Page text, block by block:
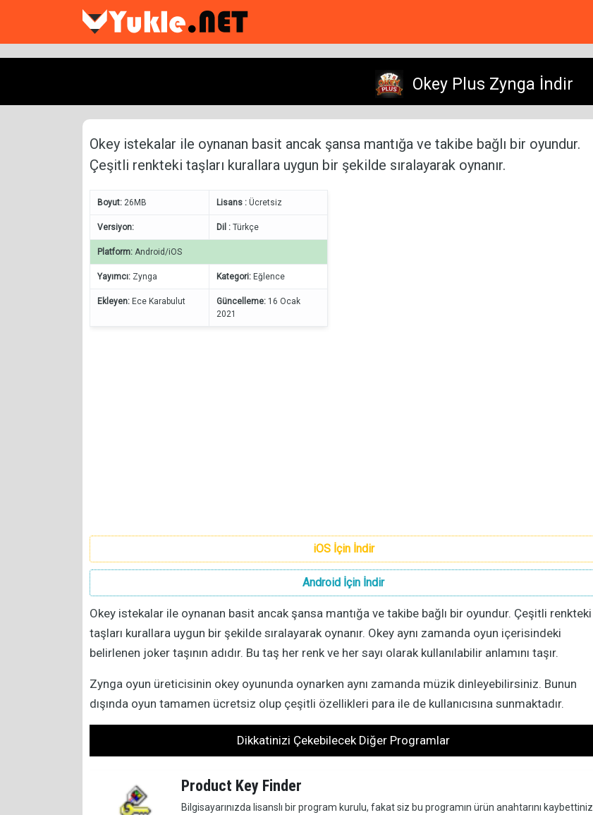
Okey Plus Zynga İndir
Okey istekalar ile oynanan basit ancak şansa mantığa ve takibe bağlı bir oyundur.
Çeşitli renkteki taşları kurallara uygun bir şekilde sıralayarak oynanır.
Boyut: 26MB Lisans : Ücretsiz
Versiyon: Dil : Türkçe
Platform: Android/iOS
Yayımcı: Zynga Kategori: Eğlence
Ekleyen: Ece Karabulut Güncelleme: 16 Ocak
2021
iOS İçin İndir
Android İçin İndir
Okey istekalar ile oynanan basit ancak şansa mantığa ve takibe bağlı bir oyundur. Çeşitli renkteki
taşları kurallara uygun bir şekilde sıralayarak oynanır. Okey aynı zamanda oyun içerisindeki
belirlenen joker taşının adıdır. Bu taş her renk ve her sayı olarak kullanılabilir anlamını taşır.
Zynga oyun üreticisinin okey oyununda oynarken aynı zamanda müzik dinleyebilirsiniz. Bunun
dışında oyun tamamen ücretsiz olup çeşitli özellikleri para ile de kullanıcısına sunmaktadır.
Dikkatinizi Çekebilecek Diğer Programlar
Product Key Finder
Bilgisayarınızda lisanslı bir program kurulu, fakat siz bu programın ürün anahtarını kaybettiniz